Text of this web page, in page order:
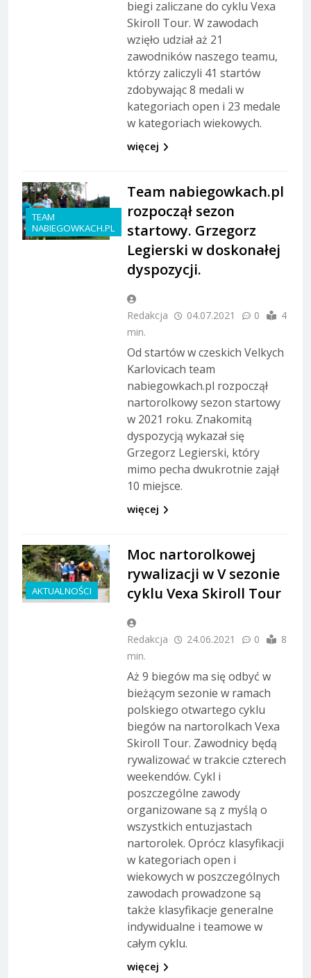
biegi zaliczane do cyklu Vexa
Skiroll Tour. W zawodach
wzięło udział aż 21
zawodników naszego teamu,
którzy zaliczyli 41 startów
zdobywając 8 medali w
kategoriach open i 23 medale
w kategoriach wiekowych.
więcej
TEAM
NABIEGOWKACH.PL
Team nabiegowkach.pl
rozpoczął sezon
startowy. Grzegorz
Legierski w doskonałej
dyspozycji.
Redakcja 04.07.2021 0
4
min.
Od startów w czeskich Velkych
Karlovicach team
nabiegowkach.pl rozpoczął
nartorolkowy sezon startowy
w 2021 roku. Znakomitą
dyspozycją wykazał się
Grzegorz Legierski, który
mimo pecha dwukrotnie zajął
10 miejsce.
więcej
AKTUALNOŚCI
Moc nartorolkowej
rywalizacji w V sezonie
cyklu Vexa Skiroll Tour
Redakcja 24.06.2021 0
8
min.
Aż 9 biegów ma się odbyć w
bieżącym sezonie w ramach
polskiego otwartego cyklu
biegów na nartorolkach Vexa
Skiroll Tour. Zawodnicy będą
rywalizować w trakcie czterech
weekendów. Cykl i
poszczególne zawody
organizowane są z myślą o
wszystkich entuzjastach
nartorolek. Oprócz klasyfikacji
w kategoriach open i
wiekowych w poszczególnych
zawodach prowadzone są
także klasyfikacje generalne
indywidualne i teamowe w
całym cyklu.
więcej